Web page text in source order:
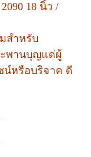
18 นิ้ว /
สำหรับ
พานบุญแด่ผู้
น์หรือบริจาค ดี